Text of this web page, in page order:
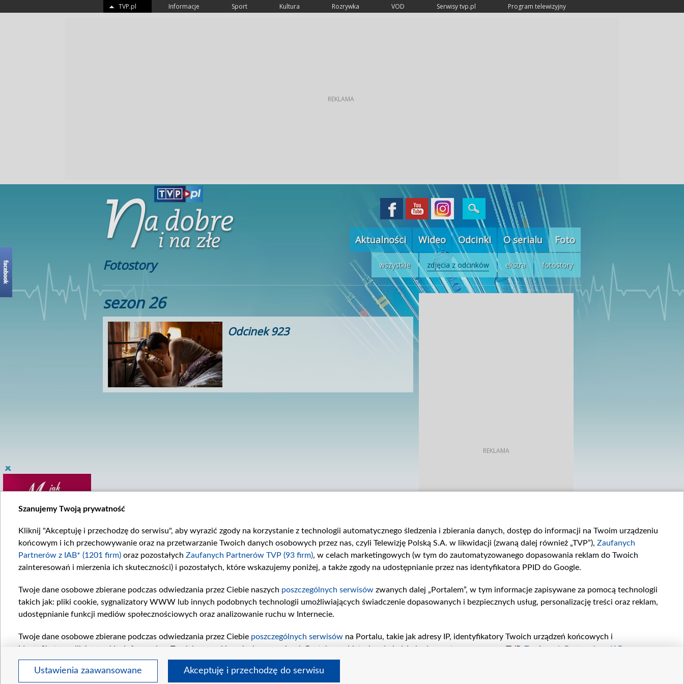
TVP.pl Informacje Sport Kultura Rozrywka VOD Serwisy tvp.pl Program telewizyjny
Aktualności Wideo Odcinki O serialu Foto
Fotostory fotostory
ekstra
zdjęcia z odcinków
wszystkie
sezon 26
Odcinek 923
regulamin tvp.pl pomoc polityka prywatności
Szanujemy Twoją prywatność
Kliknij "Akceptuję i przechodzę do serwisu", aby wyrazić zgody na korzystanie z technologii automatycznego śledzenia i zbierania danych, dostęp do informacji na Twoim urządzeniu
końcowym i ich przechowywanie oraz na przetwarzanie Twoich danych osobowych przez nas, czyli Telewizję Polską S.A. w likwidacji (zwaną dalej również „TVP”), Zaufanych
Partnerów z IAB* (1201 firm) oraz pozostałych Zaufanych Partnerów TVP (93 firm), w celach marketingowych (w tym do zautomatyzowanego dopasowania reklam do Twoich
zainteresowań i mierzenia ich skuteczności) i pozostałych, które wskazujemy poniżej, a także zgody na udostępnianie przez nas identyfikatora PPID do Google.
Twoje dane osobowe zbierane podczas odwiedzania przez Ciebie naszych poszczególnych serwisów zwanych dalej „Portalem”, w tym informacje zapisywane za pomocą technologii
takich jak: pliki cookie, sygnalizatory WWW lub innych podobnych technologii umożliwiających świadczenie dopasowanych i bezpiecznych usług, personalizację treści oraz reklam,
udostępnianie funkcji mediów społecznościowych oraz analizowanie ruchu w Internecie.
Twoje dane osobowe zbierane podczas odwiedzania przez Ciebie poszczególnych serwisów na Portalu, takie jak adresy IP, identyfikatory Twoich urządzeń końcowych i
identyfikatory plików cookie, informacje o Twoich wyszukiwaniach w serwisach Portalu czy historia odwiedzin będą przetwarzane przez TVP, Zaufanych Partnerów z IAB
pozostałychZaufanych Partnerów TVP
dla realizacji następujących celów i funkcji: przechowywania informacji na urządzeniu lub dostęp do nich, wyboru podstawowych reklam,
wyboru spersonalizowanych reklam, tworzenia profilu spersonalizowanych reklam, tworzenia profilu spersonalizowanych treści, wyboru spersonalizowanych treści, pomiaru
Ustawienia zaawansowane Akceptuję i przechodzę do serwisu